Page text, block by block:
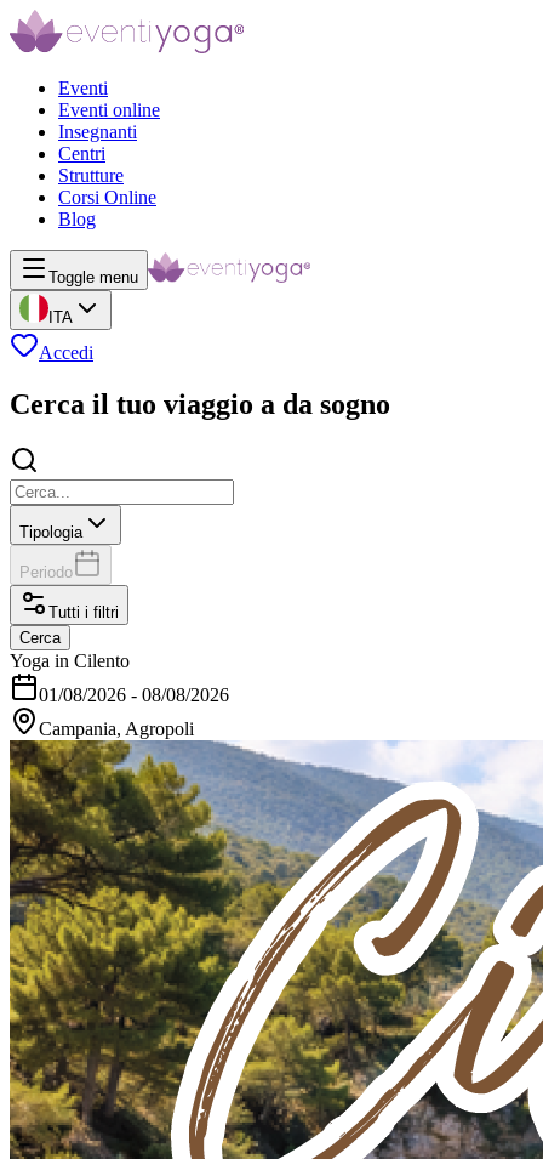
Eventi
Eventi online
Insegnanti
Centri
Strutture
Corsi Online
Blog
Toggle menu
ITA
Accedi
Cerca il tuo viaggio a da sogno
Tipologia
Periodo
Tutti i filtri
Cerca
Yoga in Cilento
01/08/2026 - 08/08/2026
Campania, Agropoli